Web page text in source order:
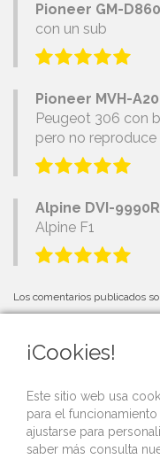
Pioneer GM-
con un sub
Pioneer MVH-
Peugeot 306 con
pero no reproduce
Alpine DVI-
Alpine F1
Los comentarios publicados
Si organizas una
publicitemos gratis desde
¡Cookies!
Este sitio web usa
para el
ajustarse para
saber más consulta